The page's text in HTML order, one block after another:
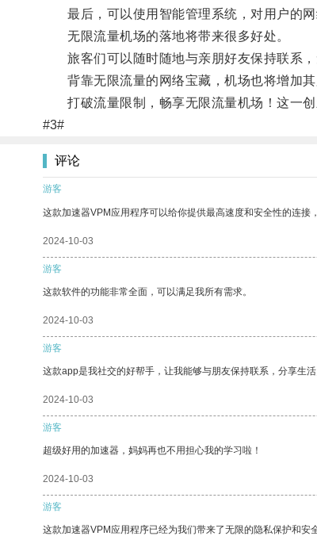
最后，可以使用智能管理系统，对用户的网
无限流量机场的落地将带来很多好处。
旅客们可以随时随地与亲朋好友保持联系，
背靠无限流量的网络宝藏，机场也将增加其
打破流量限制，畅享无限流量机场！这一创
#3#
评论
游客
这款加速器VPM应用程序可以给你提供最高速度和安全性的连接
2024-10-03
游客
这款软件的功能非常全面，可以满足我所有需求。
2024-10-03
游客
这款app是我社交的好帮手，让我能够与朋友保持联系，分享生活
2024-10-03
游客
超级好用的加速器，妈妈再也不用担心我的学习啦！
2024-10-03
游客
这款加速器VPM应用程序已经为我们带来了无限的隐私保护和安